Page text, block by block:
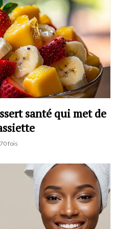
santé qui met de
fois